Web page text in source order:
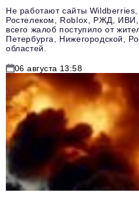
Не работают сайты Wildberries,
Ростелеком, Roblox, РЖД,
всего жалоб поступило от
Петербурга, Нижегородской,
областей.
06 августа 13:58